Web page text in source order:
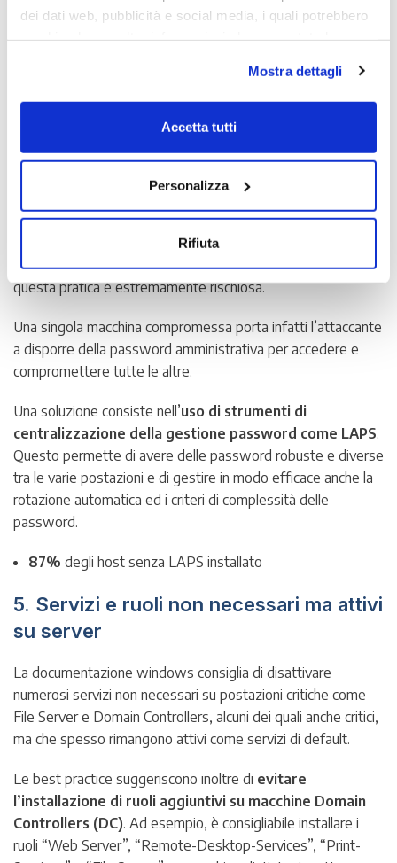
dei dati web, pubblicità e social media, i quali potrebbero
Chiudendo il banner con la X oppure cliccando su Rifiuta
la navigazione proseguirà in assenza di cookie diversi da
Mostra dettagli
Accetta tutti
Personalizza
Rifiuta
particolarmente grave questi siano attivi su 88 Domain
controller e su 412 server.
amministratori locali non centralizzate
La gestione delle password degli amministratori locali
può essere particolarmente problematica
trovare situazioni in cui, per far fronte alle decine di macchine
presenti, si inizi ad utilizzare un’unica password valida per
tutti gli account amministrativi. Al di là della password, che
spesso non rispetta nemmeno i requisiti minimi consigliati,
questa pratica è estremamente rischiosa.
Una singola macchina compromessa porta infatti l’attaccante
a disporre della password amministrativa per accedere e
compromettere tutte le altre.
Una soluzione consiste nell’uso di strumenti di
centralizzazione della gestione password come LAPS.
Questo permette di avere delle password robuste e diverse
tra le varie postazioni e di gestire in modo efficace anche la
rotazione automatica ed i criteri di complessità delle
password.
87% degli host senza LAPS installato
5. Servizi e ruoli non necessari ma attivi
su server
La documentazione windows consiglia di disattivare
numerosi servizi non necessari su postazioni critiche come
File Server e Domain Controllers, alcuni dei quali anche critici,
ma che spesso rimangono attivi come servizi di default.
Le best practice suggeriscono inoltre di evitare
l’installazione di ruoli aggiuntivi su macchine Domain
Controllers (DC). Ad esempio, è consigliabile installare i
ruoli “Web Server”, “Remote-Desktop-Services”, “Print-